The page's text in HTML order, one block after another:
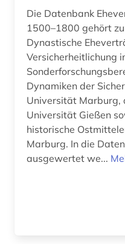
arbeitskampf (1)
arbeitslosigkeit (1)
arbeitsmarkt (1)
Jugoslawien (7)
Kanada (11)
Korea (2)
Kroatien (6)
Lettland (6)
Litauen (7)
Luxemburg (1)
Die Datenbank
1500–1800 gehört
Dynastische
Versicherheitlichung
Dynamiken der
Universität Marburg,
Universität Gießen
historische
Marburg. In die
ausgewertet we...